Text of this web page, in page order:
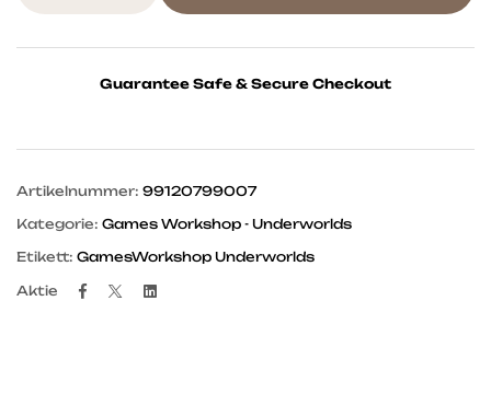
Guarantee Safe & Secure Checkout
Artikelnummer: 99120799007
Kategorie: Games Workshop - Underworlds
Etikett: GamesWorkshop Underworlds
Aktie Facebook
TwitterLinkedin